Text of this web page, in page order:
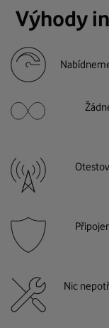
Výhody
Nic